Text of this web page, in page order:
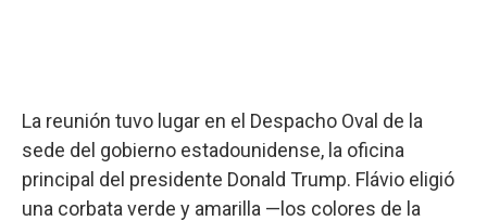
La reunión tuvo lugar en el Despacho Oval de la
sede del gobierno estadounidense, la oficina
principal del presidente Donald Trump. Flávio eligió
una corbata verde y amarilla —los colores de la